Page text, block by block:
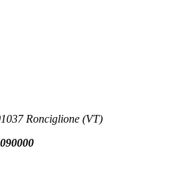
Ronciglione (VT)